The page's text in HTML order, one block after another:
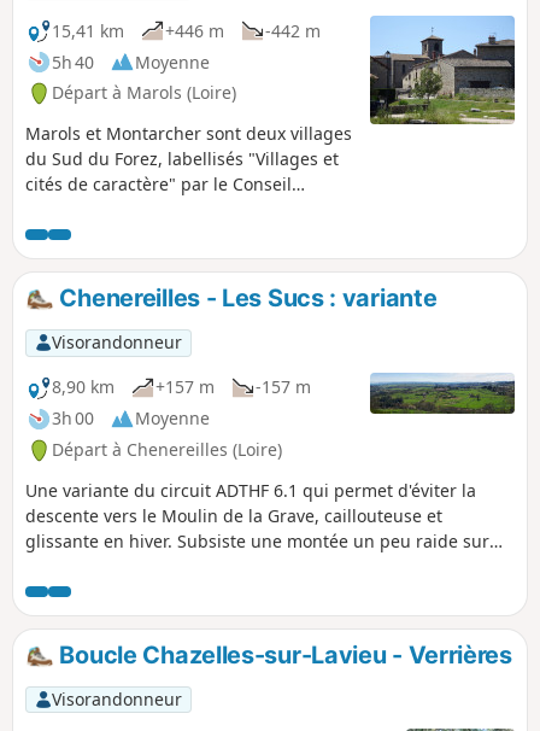
15,41 km
+446 m
-442 m
5h 40
Moyenne
Départ à Marols (Loire)
Marols et Montarcher sont deux villages
du Sud du Forez, labellisés "Villages et
cités de caractère" par le Conseil
ont une une architecture médiévale
bien conservée, particulièrement leur
église fortifiée. Montarcher est un petit
bourg perché sur un promontoire et
offre une magnifique vue panoramique
du Mont Blanc au Mont Mézenc. La
randonnée est essentiellement
forestière et reprend pour partie le
"Chemin des Brigands".
Chenereilles - Les Sucs : variante
Visorandonneur
8,90 km
+157 m
-157 m
3h 00
Moyenne
Départ à Chenereilles (Loire)
Une variante du circuit ADTHF 6.1 qui permet d'éviter la
descente vers le Moulin de la Grave, caillouteuse et
glissante en hiver. Subsiste une montée un peu raide sur
entre les hameaux de Chenereilles, avec de beaux points de
vue sur la plaine et les monts du Lyonnais.
Boucle Chazelles-sur-Lavieu - Verrières
Visorandonneur